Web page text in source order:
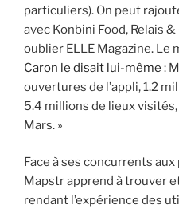
particuliers). On peut
avec Konbini Food, Relais
oublier ELLE Magazine. Le
Caron le disait lui-même :
ouvertures de l’appli, 1.2
5.4 millions de lieux
Mars. »
Face à ses concurrents
Mapstr apprend à trouver
rendant l’expérience des